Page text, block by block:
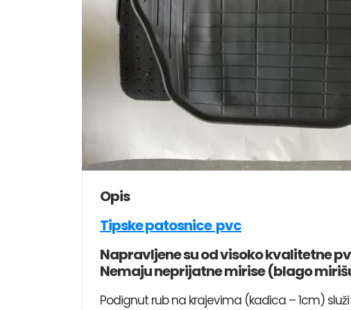
Opis
Tipske patosnice pvc
Napravljene su od visoko kvalitetne
Nemaju neprijatne mirise (blago
Podignut rub na krajevima (kadica – 1cm)